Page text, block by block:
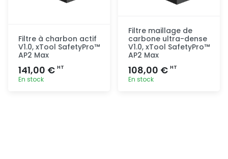
Filtre à charbon actif
V1.0, xTool SafetyPro™
AP2 Max
141,00 € HT
En stock
Filtre maillage de
carbone ultra-dense
V1.0, xTool SafetyPro™
AP2 Max
108,00 € HT
En stock